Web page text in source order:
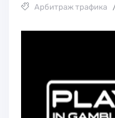
Арбитраж трафика